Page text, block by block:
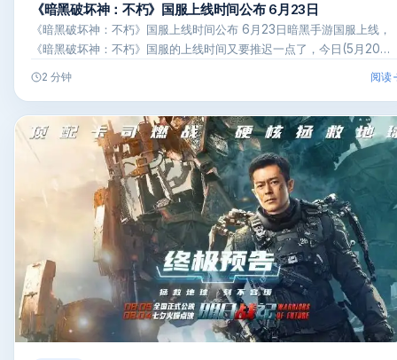
《暗黑破坏神：不朽》国服上线时间公布 6月23日
《暗黑破坏神：不朽》国服上线时间公布 6月23日暗黑手游国服上线，
《暗黑破坏神：不朽》国服的上线时间又要推迟一点了，今日(5月20…
2 分钟 阅读